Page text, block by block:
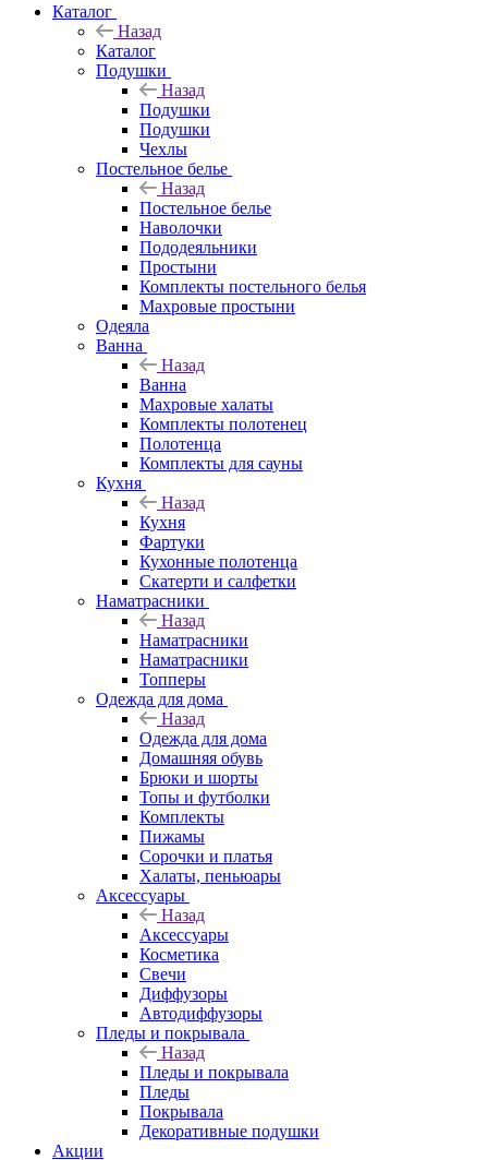
Каталог
Назад
Каталог
Подушки
Назад
Подушки
Подушки
Чехлы
Постельное белье
Назад
Постельное белье
Наволочки
Пододеяльники
Простыни
Комплекты постельного белья
Махровые простыни
Одеяла
Ванна
Назад
Ванна
Махровые халаты
Комплекты полотенец
Полотенца
Комплекты для сауны
Кухня
Назад
Кухня
Фартуки
Кухонные полотенца
Скатерти и салфетки
Наматрасники
Назад
Наматрасники
Наматрасники
Топперы
Одежда для дома
Назад
Одежда для дома
Домашняя обувь
Брюки и шорты
Топы и футболки
Комплекты
Пижамы
Сорочки и платья
Халаты, пеньюары
Аксессуары
Назад
Аксессуары
Косметика
Свечи
Диффузоры
Автодиффузоры
Пледы и покрывала
Назад
Пледы и покрывала
Пледы
Покрывала
Декоративные подушки
Акции